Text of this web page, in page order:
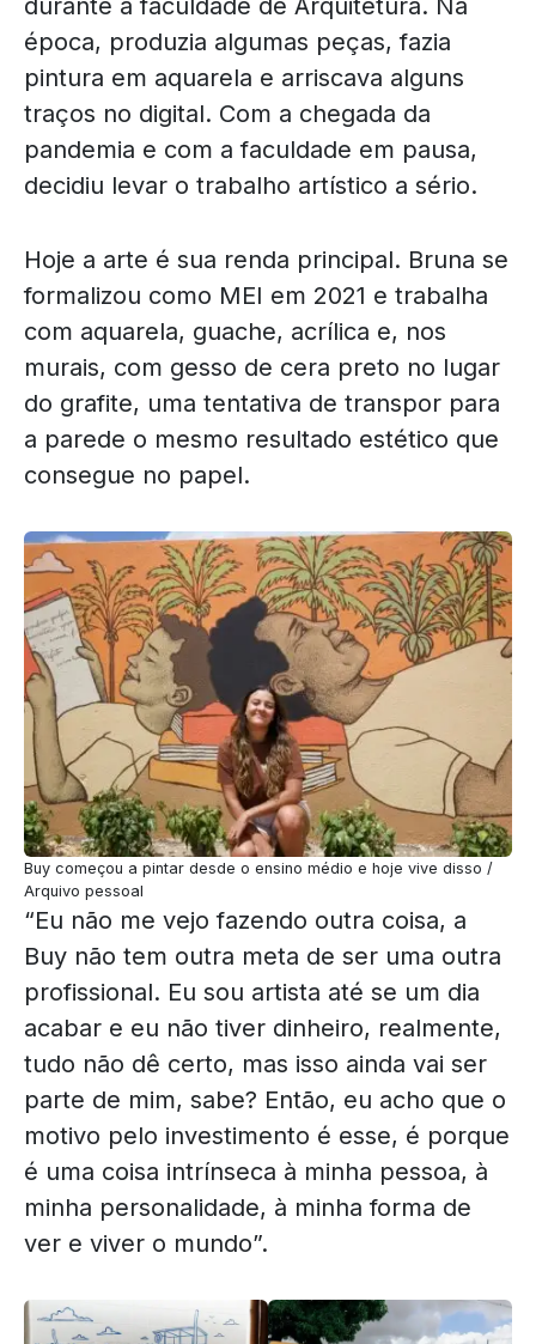
durante a faculdade de Arquitetura. Na
época, produzia algumas peças, fazia
pintura em aquarela e arriscava alguns
traços no digital. Com a chegada da
pandemia e com a faculdade em pausa,
decidiu levar o trabalho artístico a sério.
Hoje a arte é sua renda principal. Bruna se
formalizou como MEI em 2021 e trabalha
com aquarela, guache, acrílica e, nos
murais, com gesso de cera preto no lugar
do grafite, uma tentativa de transpor para
a parede o mesmo resultado estético que
consegue no papel.
Buy começou a pintar desde o ensino médio e hoje vive disso /
Arquivo pessoal
“Eu não me vejo fazendo outra coisa, a
Buy não tem outra meta de ser uma outra
profissional. Eu sou artista até se um dia
acabar e eu não tiver dinheiro, realmente,
tudo não dê certo, mas isso ainda vai ser
parte de mim, sabe? Então, eu acho que o
motivo pelo investimento é esse, é porque
é uma coisa intrínseca à minha pessoa, à
minha personalidade, à minha forma de
ver e viver o mundo”.